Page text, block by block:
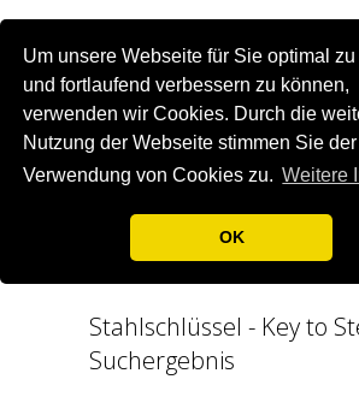
Um unsere Webseite für Sie optimal
und fortlaufend verbessern zu können,
verwenden wir Cookies. Durch die
Nutzung der Webseite stimmen Sie der
Verwendung von Cookies zu. Weitere
OK
Stahlschlüssel - Key to
Suchergebnis